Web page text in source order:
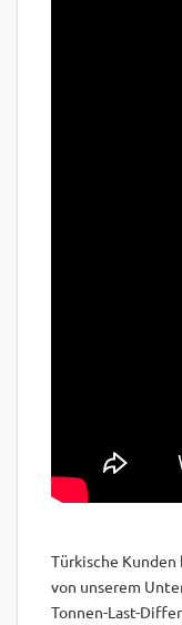
Türkische Kunden
von unserem
Tonnen-Last-